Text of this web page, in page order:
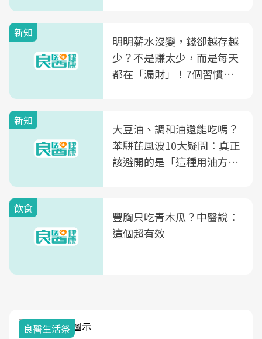
新知
明明薪水沒變，錢卻越存越
少？不是賺太少，而是每天
都在「漏財」！7個習慣一
新知
大豆油、調和油還能吃嗎？
苯駢芘風波10大疑問：真正
該避開的是「這種用油方
飲食
豐胸只吃青木瓜？中醫說：
這個超有效
良醫生活祭